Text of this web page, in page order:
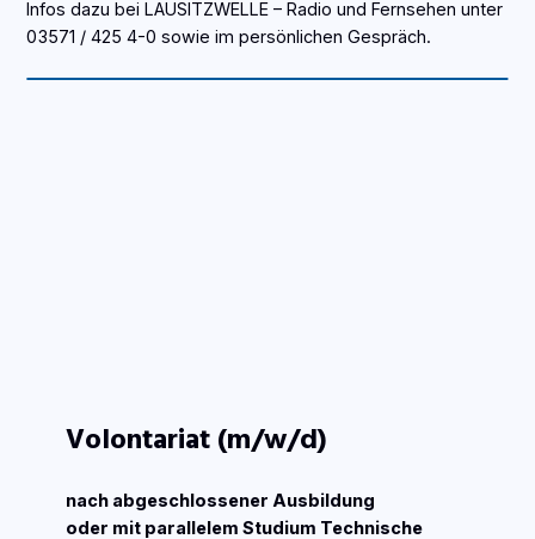
Infos dazu bei LAUSITZWELLE – Radio und Fernsehen unter
03571 / 425 4-0 sowie im persönlichen Gespräch.
Volontariat (m/w/d)
nach abgeschlossener Ausbildung
oder mit parallelem Studium Technische